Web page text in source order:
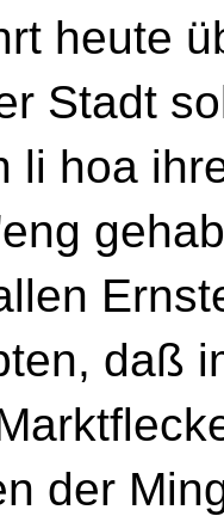
heute
Stadt
li hoa
daß
der